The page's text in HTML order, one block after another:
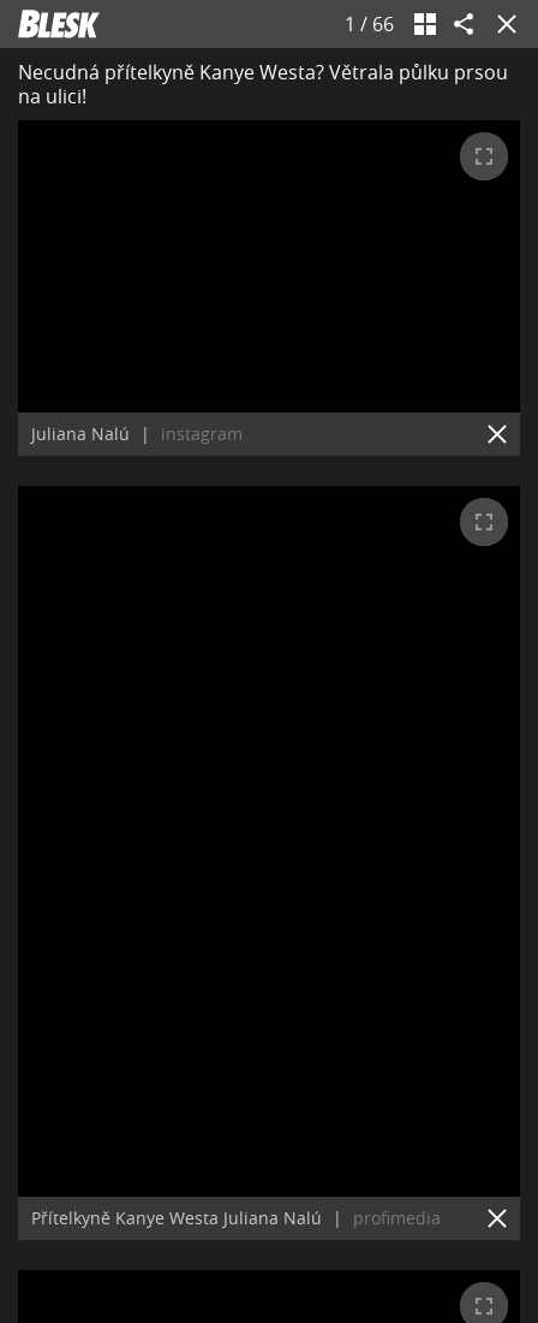
1 / 66
Necudná přítelkyně Kanye Westa? Větrala půlku prsou
na ulici!
Juliana Nalú | instagram
Přítelkyně Kanye Westa Juliana Nalú | profimedia